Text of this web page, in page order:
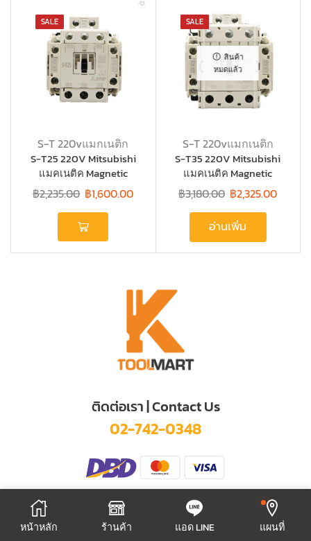
SALE
S-T 220vแมกเนติก
S-T25 220V Mitsubishi
แมคเนติค Magnetic
Contactors
฿2,235.00 ฿1,600.00
SALE
สินค้า
หมดแล้ว
S-T 220vแมกเนติก
S-T35 220V Mitsubishi
แมคเนติค Magnetic
Contactors
฿3,180.00 ฿2,325.00
อ่านเพิ่ม
ติดต่อเรา | Contact Us
02-742-0348
© 2025 KITTIKHUN TOOL MART CO., LTD.
เปิดทุกวันจันทร์ - เสาร์ เวลา 8:00-17:00 หยุดวันอาทิตย์
หน้าหลัก ร้านค้า แอด LINE แผนที่